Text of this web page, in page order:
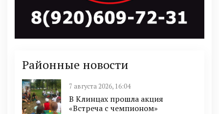
Районные новости
7 августа 2026, 16:04
В Клинцах прошла акция
«Встреча с чемпионом»